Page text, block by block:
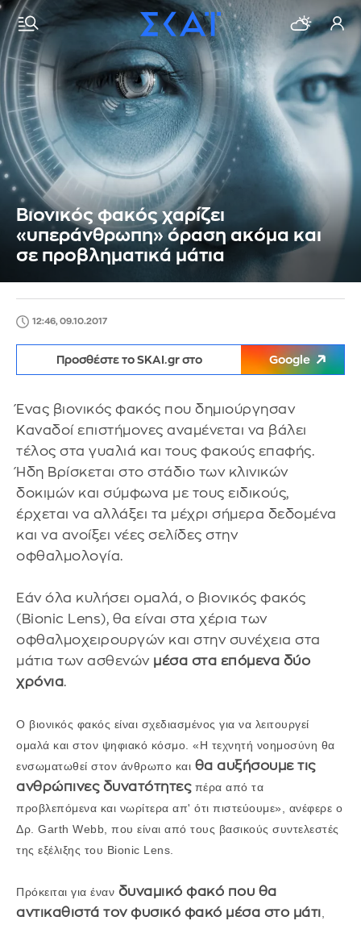
Βιονικός φακός χαρίζει
«υπεράνθρωπη» όραση ακόμα και
σε προβληματικά μάτια
12:46, 09.10.2017
Προσθέστε το SKAI.gr στο Google
Ένας βιονικός φακός που δημιούργησαν
Καναδοί επιστήμονες αναμένεται να βάλει
τέλος στα γυαλιά και τους φακούς επαφής.
Ήδη Βρίσκεται στο στάδιο των κλινικών
δοκιμών και σύμφωνα με τους ειδικούς,
έρχεται να αλλάξει τα μέχρι σήμερα δεδομένα
και να ανοίξει νέες σελίδες στην
οφθαλμολογία.
Εάν όλα κυλήσει ομαλά, ο βιονικός φακός
(Bionic Lens), θα είναι στα χέρια των
οφθαλμοχειρουργών και στην συνέχεια στα
μάτια των ασθενών μέσα στα επόμενα δύο
χρόνια.
Ο βιονικός φακός είναι σχεδιασμένος για να λειτουργεί
ομαλά και στον ψηφιακό κόσμο. «Η τεχνητή νοημοσύνη θα
ενσωματωθεί στον άνθρωπο και θα αυξήσουμε τις
ανθρώπινες δυνατότητεςπέρα από τα
προβλεπόμενα και νωρίτερα απ' ότι πιστεύουμε», ανέφερε ο
Δρ. Garth Webb, που είναι από τους βασικούς συντελεστές
της εξέλιξης του Bionic Lens.
Πρόκειται για έναν δυναμικό φακό που θα
αντικαθιστά τον φυσικό φακό μέσα στο μάτι